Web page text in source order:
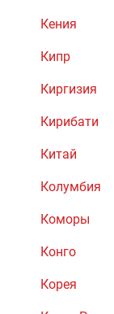
Кения
Кипр
Киргизия
Кирибати
Китай
Колумбия
Коморы
Конго
Корея